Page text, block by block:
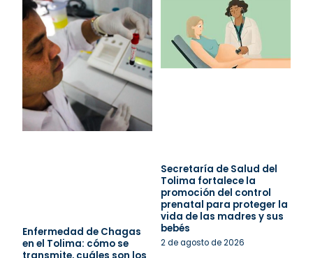
Enfermedad de Chagas
en el Tolima: cómo se
transmite, cuáles son los
Secretaría de Salud del
Tolima fortalece la
promoción del control
prenatal para proteger la
vida de las madres y sus
bebés
2 de agosto de 2026